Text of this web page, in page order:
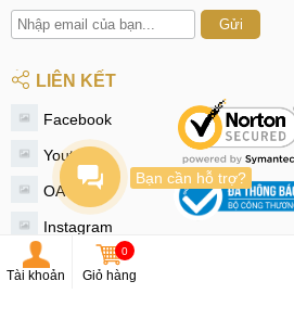
Gửi
LIÊN KẾT
Facebook
Youtube
OA Zalo
Instagram
Tiktok
Tài khoản
0
Giỏ hàng
Bạn cần hỗ trợ?